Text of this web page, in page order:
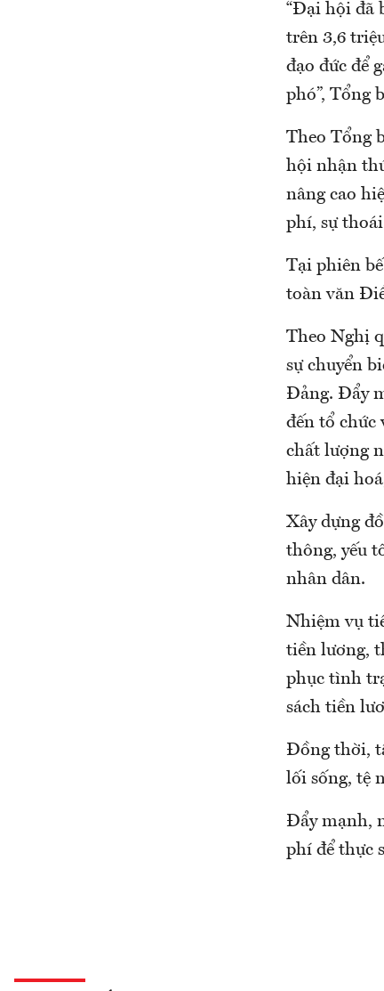
“Đại hội đã
trên 3,6
đạo đức để
phó”, Tổng
Theo Tổng
hội nhận
nâng cao
phí, sự
Tại phiên
toàn văn
Theo Nghị
sự chuyển
Đảng. Đẩy
đến tổ chức
chất lượng
hiện đại
Xây dựng
thông, yếu
nhân dân.
Nhiệm vụ
tiền lương,
phục tình
sách tiền
Đồng thời,
lối sống, tệ
Đẩy mạnh,
phí để thực